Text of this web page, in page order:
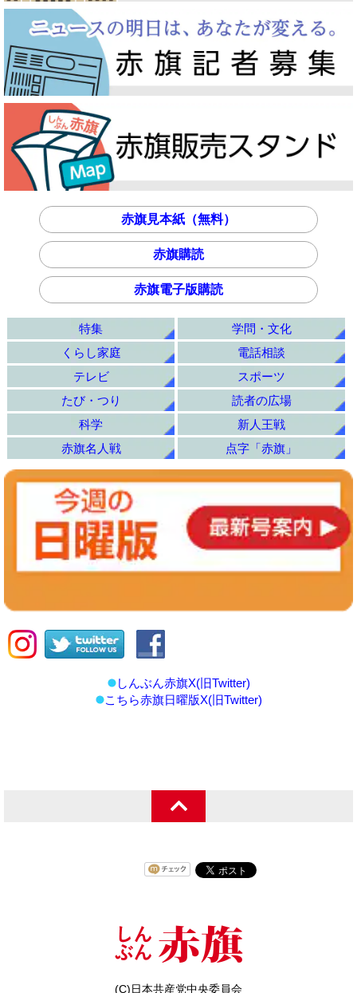
赤旗見本紙（無料）
赤旗購読
赤旗電子版購読
特集
学問・文化
くらし家庭
電話相談
テレビ
スポーツ
たび・つり
読者の広場
科学
新人王戦
赤旗名人戦
点字「赤旗」
しんぶん赤旗X(旧Twitter)
こちら赤旗日曜版X(旧Twitter)
(C)日本共産党中央委員会